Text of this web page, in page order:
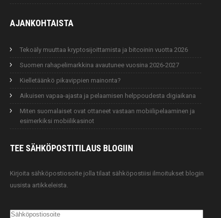
AJANKOHTAISTA
Tekoäly muuttaa kryptosijoittamista ja bitcoinin vuotta 2026
Suomen rahapelimarkkina avautunee vuosina 2026-2027
Kielletäänkö pikavippien mainonta?
Aikuisen vapaa-ajasta ja pelaamisen helppoudesta digiaikana
Miten suomalaiset ovat ottaneet vastaan mobiilipelaaminen ja
esimerkiksi mobiilikasinot
TEE SÄHKÖPOSTITILAUS BLOGIIN
Kirjoita sähköpostiosoite jolla tilaat sähköpostiisi ilmoitukset blogin
uusista artikkeleista.
Sähköpostiosoite